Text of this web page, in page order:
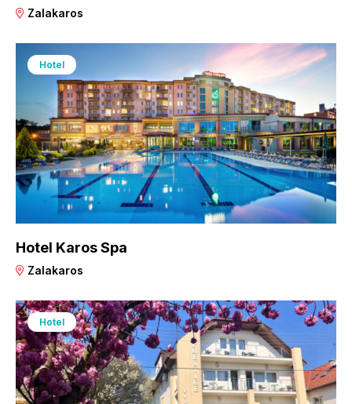
Zalakaros
Hotel
Hotel Karos Spa
Zalakaros
Hotel